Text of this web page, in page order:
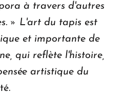
à travers d'autres
» L'art du tapis est
et importante de
qui reflète l'histoire,
artistique du